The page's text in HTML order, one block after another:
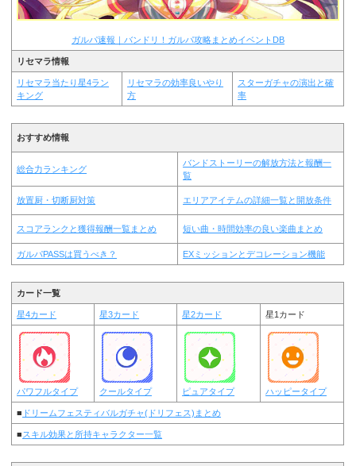
ガルパ速報｜バンドリ！ガルパ攻略まとめイベントDB
リセマラ情報
リセマラ当たり星4ラン
キング
リセマラの効率良いやり
方
スターガチャの演出と確
率
おすすめ情報
総合力ランキング
バンドストーリーの解放方法と報酬一
覧
放置厨・切断厨対策 エリアアイテムの詳細一覧と開放条件
スコアランクと獲得報酬一覧まとめ 短い曲・時間効率の良い楽曲まとめ
ガルパPASSは買うべき？ EXミッションとデコレーション機能
カード一覧
星4カード 星3カード 星2カード 星1カード
パワフルタイプ クールタイプ ピュアタイプ ハッピータイプ
■ ドリームフェスティバルガチャ(ドリフェス)まとめ
■スキル効果と所持キャラクター一覧